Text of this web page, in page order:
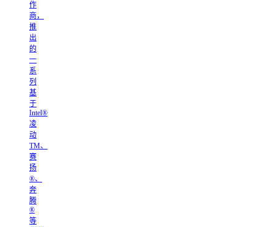
作
商，
推
出
的
一
系
列
基
于
Intel®
凌
动
TM、
赛
扬
®、
奔
腾
®
等